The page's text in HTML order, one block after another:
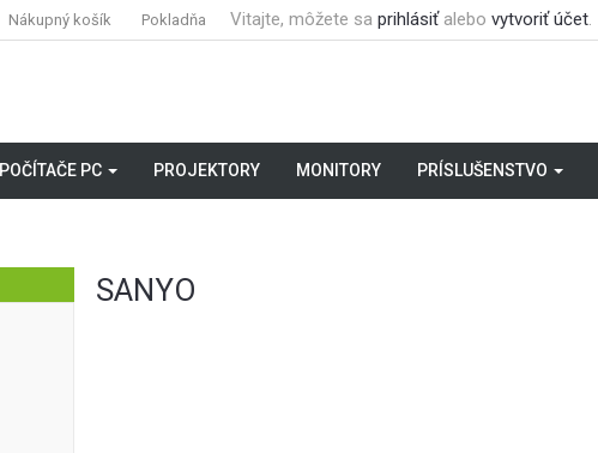
Nákupný košík Pokladňa Vitajte, môžete sa prihlásiťalebo vytvoriť účet.
POČÍTAČE PC PROJEKTORY MONITORY PRÍSLUŠENSTVO
SANYO